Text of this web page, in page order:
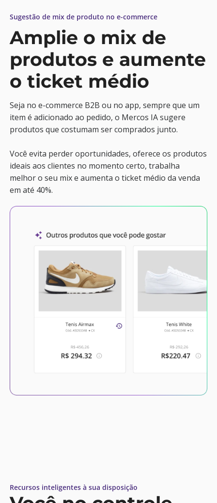
Sugestão de mix de produto no e-commerce
Amplie o mix de
produtos e aumente
o ticket médio
Seja no e-commerce B2B ou no app, sempre que um
item é adicionado ao pedido, o Mercos IA sugere
produtos que costumam ser comprados junto.
Você evita perder oportunidades, oferece os produtos
ideais aos clientes no momento certo, trabalha
melhor o seu mix e aumenta o ticket médio da venda
em até 40%.
Recursos inteligentes à sua disposição